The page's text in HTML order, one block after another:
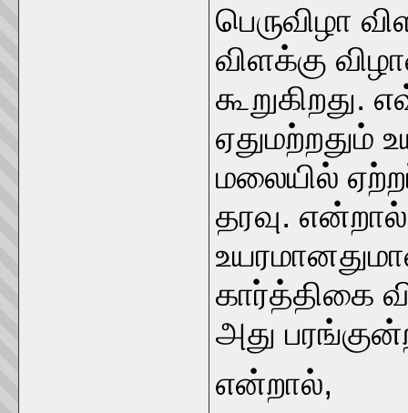
பெருவிழா
விளக்கு
கூறுகிறது.
ஏதுமற்றதும்
மலையில்
தரவு.
கார்த்திகை
அது
என்றால்,